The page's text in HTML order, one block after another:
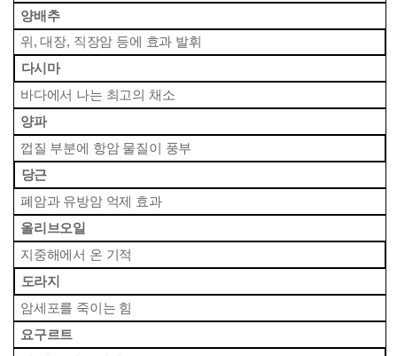
양배추
위, 대장, 직장암 등에 효과 발휘
다시마
바다에서 나는 최고의 채소
양파
껍질 부분에 항암 물질이 풍부
당근
폐암과 유방암 억제 효과
올리브오일
지중해에서 온 기적
도라지
암세포를 죽이는 힘
요구르트